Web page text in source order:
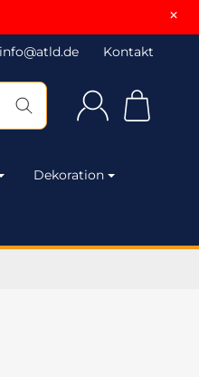
×
Kontakt
Dekoration